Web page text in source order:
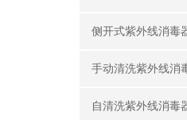
侧开式紫外线消毒
手动清洗紫外线消
自清洗紫外线消毒